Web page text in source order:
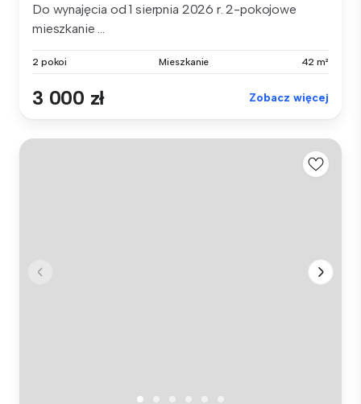
Do wynajęcia od 1 sierpnia 2026 r. 2-pokojowe
mieszkanie ...
2 pokoi Mieszkanie 42 m²
3 000 zł Zobacz więcej